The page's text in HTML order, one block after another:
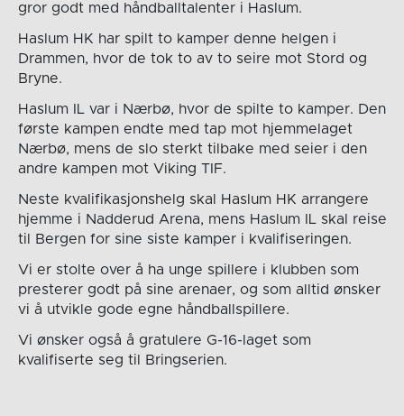
gror godt med håndballtalenter i Haslum.
Haslum HK har spilt to kamper denne helgen i
Drammen, hvor de tok to av to seire mot Stord og
Bryne.
Haslum IL var i Nærbø, hvor de spilte to kamper. Den
første kampen endte med tap mot hjemmelaget
Nærbø, mens de slo sterkt tilbake med seier i den
andre kampen mot Viking TIF.
Neste kvalifikasjonshelg skal Haslum HK arrangere
hjemme i Nadderud Arena, mens Haslum IL skal reise
til Bergen for sine siste kamper i kvalifiseringen.
Vi er stolte over å ha unge spillere i klubben som
presterer godt på sine arenaer, og som alltid ønsker
vi å utvikle gode egne håndballspillere.
Vi ønsker også å gratulere G-16-laget som
kvalifiserte seg til Bringserien.